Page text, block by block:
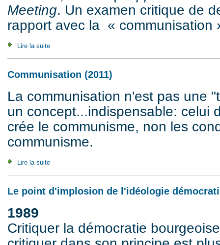
Meeting. Un examen critique de
rapport avec la « communisation
Lire la suite
Communisation (2011)
La communisation n'est pas une
un concept...indispensable: celui
crée le communisme, non les
communisme.
Lire la suite
Le point d'implosion de l'idéologie
1989
Critiquer la démocratie